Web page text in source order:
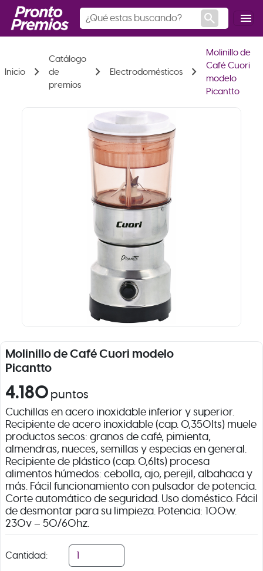
search menu
Inicio chevron_right
Catálogo
de
premios
chevron_right Electrodomésticos chevron_right
Molinillo de
Café Cuori
modelo
Picantto
Molinillo de Café Cuori modelo
Picantto
4.180 puntos
Cuchillas en acero inoxidable inferior y superior.
Recipiente de acero inoxidable (cap. 0,350lts) muele
productos secos: granos de café, pimienta,
almendras, nueces, semillas y especias en general.
Recipiente de plástico (cap. 0,6lts) procesa
alimentos húmedos: cebolla, ajo, perejil, albahaca y
más. Fácil funcionamiento con pulsador de potencia.
Corte automático de seguridad. Uso doméstico. Fácil
de desmontar para su limpieza. Potencia: 100w.
230v – 50/60hz.
Cantidad: